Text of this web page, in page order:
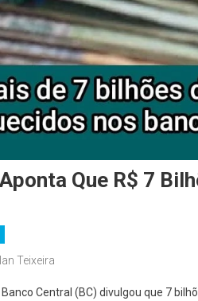
Que R$ 7
Teixeira
Central (BC) divulgou que 7